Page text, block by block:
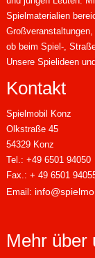
Spielmaterialien
ob beim Spiel-,
Unsere Spielideen
Kontakt
Spielmobil Konz
Olkstraße 45
54329 Konz
Tel.: +49 6501 94050
Fax.: + 49 6501
Email:
Mehr über